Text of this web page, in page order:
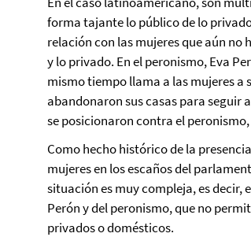
forma tajante lo público de lo
relación con las mujeres que aún
y lo privado. En el peronismo, Eva
mismo tiempo llama a las mujeres a
abandonaron sus casas para seguir
se posicionaron contra el
Como hecho histórico de la
mujeres en los escaños del
situación es muy compleja, es decir,
Perón y del peronismo, que no
privados o domésticos.